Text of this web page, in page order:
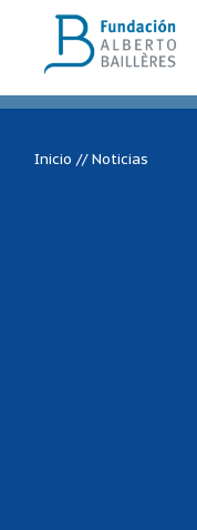
Inicio //Noticias